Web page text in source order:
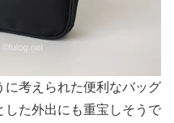
に考えられた便利なバッグ
した外出にも重宝しそうで